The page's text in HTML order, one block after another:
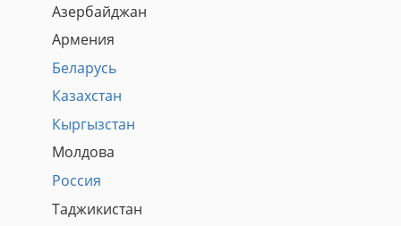
Азербайджан
Армения
Беларусь
Казахстан
Кыргызстан
Молдова
Россия
Таджикистан